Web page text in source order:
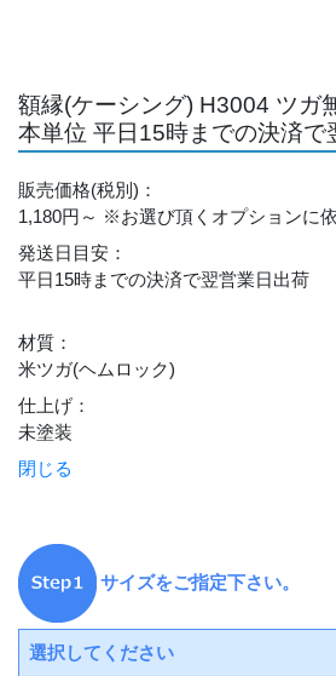
額縁(ケーシング) H3004 ツガ
本単位 平日15時までの決済で
販売価格(税別) ：
1,180円～ ※お選び頂くオプションに
発送日目安 ：
平日15時までの決済で翌営業日出荷
材質 ：
米ツガ(ヘムロック)
仕上げ ：
未塗装
閉じる
サイズをご指定下さい。
選択してください